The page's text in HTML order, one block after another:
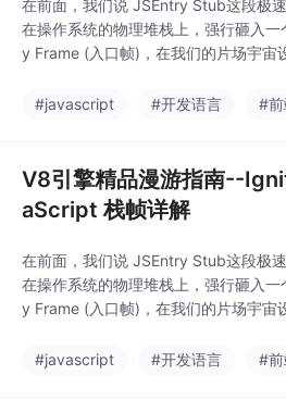
在前面，我们说 JSEntry Stub这段极
在操作系统的物理堆栈上，强行砸入
y Frame (入口帧)，在我们的片场宇宙
保存返回地址/寄存器现场/入口状态，
#javascript #开发语言 #
V8引擎精品漫游指南--
aScript 栈帧详解
在前面，我们说 JSEntry Stub这段极
在操作系统的物理堆栈上，强行砸入
y Frame (入口帧)，在我们的片场宇宙
保存返回地址/寄存器现场/入口状态，
#javascript #开发语言 #